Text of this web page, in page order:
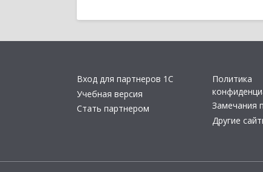
Вход для партнеров 1С
Учебная версия
Стать партнером
Политика
Замечания
Другие